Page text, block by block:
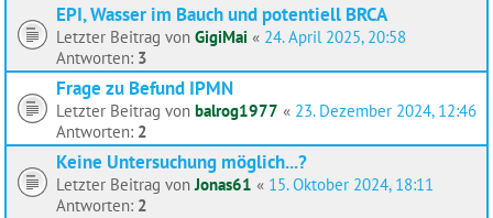
EPI, Wasser im Bauch und potentiell BRCA
Letzter Beitrag von GigiMai « 24. April 2025, 20:58
Antworten: 3
Frage zu Befund IPMN
Letzter Beitrag von balrog1977 « 23. Dezember 2024, 12:46
Antworten: 2
Keine Untersuchung möglich...?
Letzter Beitrag vonJonas61 « 15. Oktober 2024, 18:11
Antworten: 2